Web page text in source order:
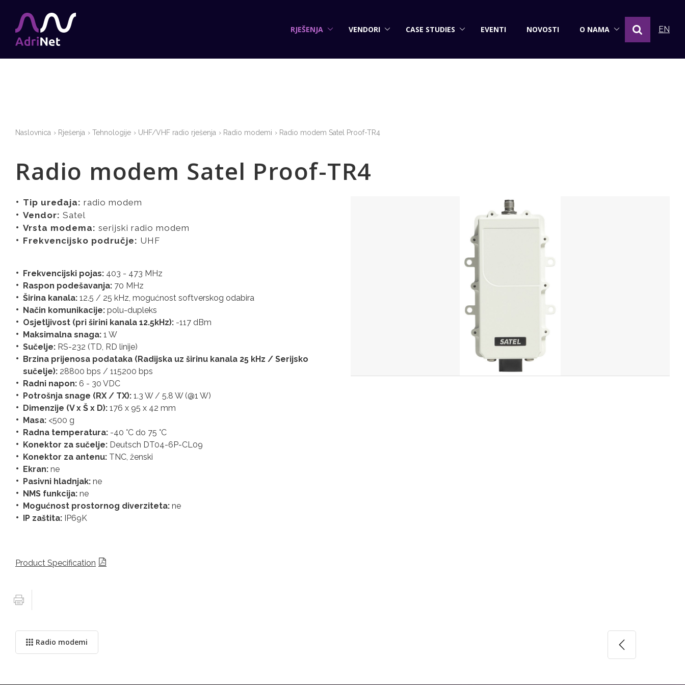
RJEŠENJA VENDORI CASE STUDIES EVENTI NOVOSTI O NAMA EN
Naslovnica Rješenja Tehnologije UHF/VHF radio rješenja Radio modemi Radio modem Satel Proof-TR4
Radio modem Satel Proof-TR4
Tip uređaja: radio modem
Vendor: Satel
Vrsta modema: serijski radio modem
Frekvencijsko područje: UHF
Frekvencijski pojas: 403 - 473 MHz
Raspon podešavanja: 70 MHz
Širina kanala: 12.5 / 25 kHz, mogućnost softverskog odabira
Način komunikacije: polu-dupleks
Osjetljivost (pri širini kanala 12.5kHz): -117 dBm
Maksimalna snaga: 1 W
Sučelje: RS-232 (TD, RD linije)
Brzina prijenosa podataka (Radijska uz širinu kanala 25 kHz / Serijsko
sučelje): 28800 bps / 115200 bps
Radni napon: 6 - 30 VDC
Potrošnja snage (RX / TX): 1.3 W / 5.8 W (@1 W)
Dimenzije (V x Š x D): 176 x 95 x 42 mm
Masa: <500 g
Radna temperatura: -40 °C do 75 °C
Konektor za sučelje: Deutsch DT04-6P-CL09
Konektor za antenu: TNC, ženski
Ekran: ne
Pasivni hladnjak: ne
NMS funkcija: ne
Mogućnost prostornog diverziteta: ne
IP zaštita: IP69K
Product Specification
Radio modemi